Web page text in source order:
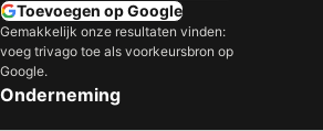
Toevoegen op Google
Gemakkelijk onze resultaten vinden:
voeg trivago toe als voorkeursbron op
Google.
Onderneming